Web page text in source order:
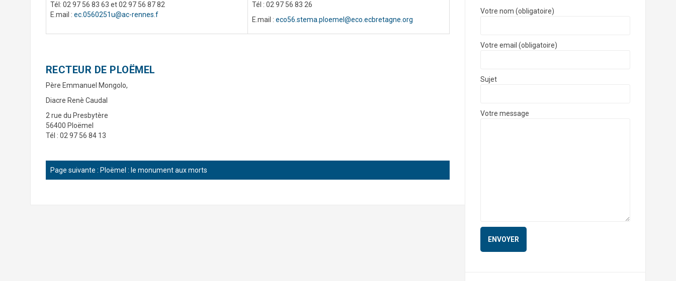
Tél: 02 97 56 83 63 et 02 97 56 87 82
E.mail : ec.0560251u@ac-rennes.f
Tél : 02 97 56 83 26
E.mail : eco56.stema.ploemel@eco.ecbretagne.org
RECTEUR DE PLOËMEL
Père Emmanuel Mongolo,
Diacre Renè Caudal
2 rue du Presbytère
56400 Ploëmel
Tél : 02 97 56 84 13
Page suivante : Ploëmel : le monument aux morts
Votre nom (obligatoire)
Votre email (obligatoire)
Sujet
Votre message